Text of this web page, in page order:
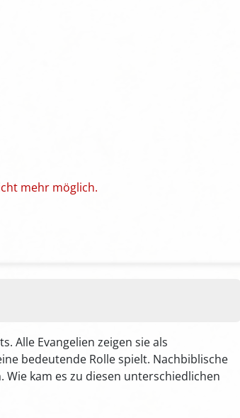
mehr möglich.
Alle Evangelien zeigen sie als
bedeutende Rolle spielt. Nachbiblische
kam es zu diesen unterschiedlichen